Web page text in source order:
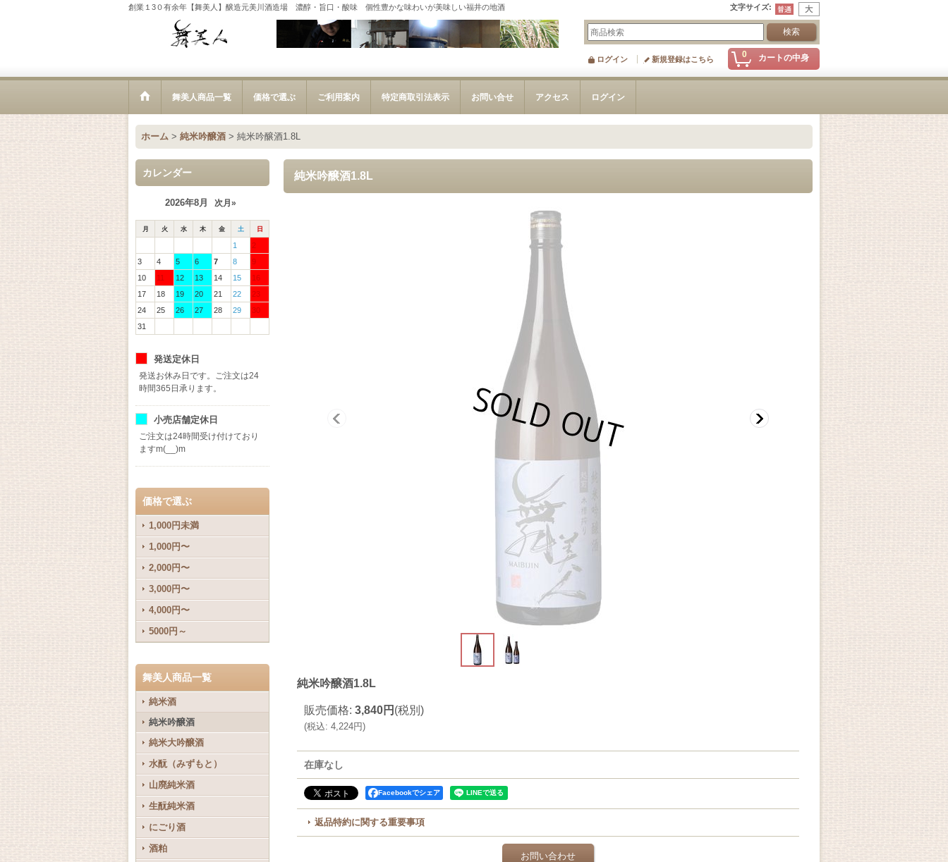
創業１3０有余年【舞美人】醸造元美川酒造場 濃醇・旨口・酸味 個性豊かな味わいが美味しい福井の地酒 文字サイズ:
0 カートの中身
ログイン 新規登録はこちら
舞美人商品一覧 価格で選ぶ ご利用案内 特定商取引法表示 お問い合せ アクセス ログイン
ホーム > 純米吟醸酒 > 純米吟醸酒1.8L
カレンダー
2026年8月 次月»
月 火 水 木 金 土 日
1
2
3
4 5 6 7 8
9
10
11 12 13 14 15
16
17
18 19 20 21 22
23
24
25 26 27 28 29
30
31
発送定休日
発送お休み日です。ご注文は24
時間365日承ります。
小売店舗定休日
ご注文は24時間受け付けており
ますm(__)m
価格で選ぶ
1,000円未満
1,000円〜
2,000円〜
3,000円〜
4,000円〜
5000円～
舞美人商品一覧
純米酒
純米吟醸酒
純米大吟醸酒
水酛（みずもと）
山廃純米酒
生酛純米酒
にごり酒
酒粕
純米吟醸酒1.8L
純米吟醸酒1.8L
販売価格: 3,840円 (税別)
(税込: 4,224円)
在庫なし
Facebookでシェア
返品特約に関する重要事項
お問い合わせ